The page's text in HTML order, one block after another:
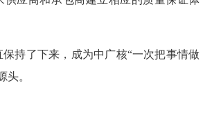
持了下来，成为中广核“一次把事情做
头。